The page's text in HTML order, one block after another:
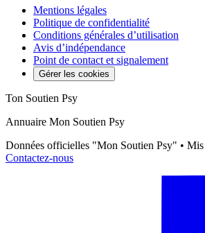
Mentions légales
Politique de confidentialité
Conditions générales d’utilisation
Avis d’indépendance
Point de contact et signalement
Gérer les cookies
Ton Soutien Psy
Annuaire Mon Soutien Psy
Données officielles "Mon Soutien Psy" • Mis
Contactez-nous